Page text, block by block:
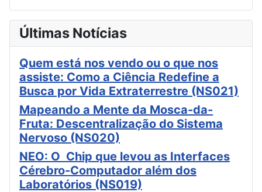
Últimas Notícias
Quem está nos vendo ou o que nos
assiste: Como a Ciência Redefine a
Busca por Vida Extraterrestre (NS021)
Mapeando a Mente da Mosca-da-
Fruta: Descentralização do Sistema
Nervoso (NS020)
NEO: O Chip que levou as Interfaces
Cérebro-Computador além dos
Laboratórios (NS019)